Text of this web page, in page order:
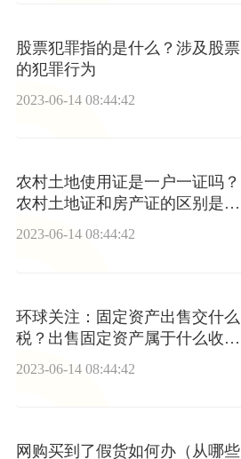
股票犯罪指的是什么？涉及股票
的犯罪行为
2023-06-14 08:44:42
农村土地使用证是一户一证吗？
农村土地证和房产证的区别是什
么？
2023-06-14 08:44:42
环球关注：固定资产出售交什么
税？出售固定资产属于什么收
2023-06-14 08:44:42
网购买到了假货如何办（从哪些